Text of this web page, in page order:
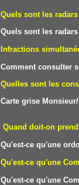
Quels sont les radars
Quels sont les
Infractions
Comment consulter
Quelles sont les
Carte grise
Quand doit-on
Qu'est-ce qu'une
Qu'est-ce qu'une
Qu'est-ce qu'une